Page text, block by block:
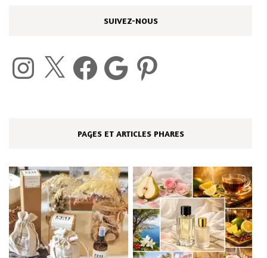
SUIVEZ-NOUS
Instagram Facebook Google Pinterest
PAGES ET ARTICLES PHARES